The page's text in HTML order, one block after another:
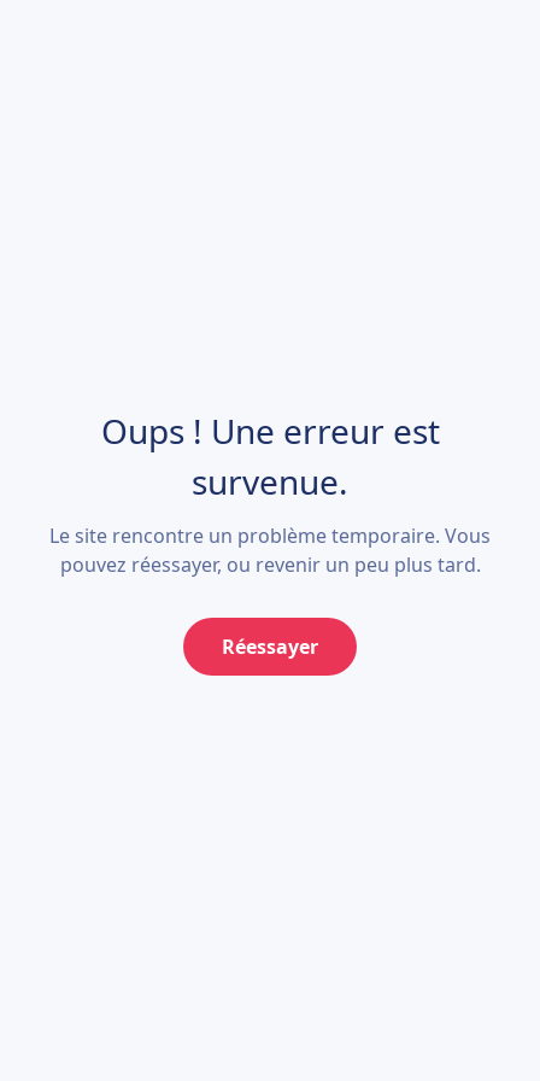
Oups ! Une erreur est
survenue.
Le site rencontre un problème temporaire. Vous
pouvez réessayer, ou revenir un peu plus tard.
Réessayer